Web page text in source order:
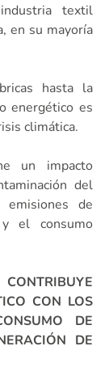
textil
en su mayoría
hasta la
energético es
climática.
un impacto
del
de
el consumo
CON LOS
DE
DE